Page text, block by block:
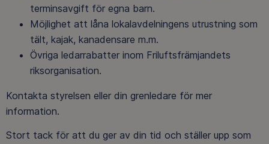
terminsavgift för egna barn.
Möjlighet att låna lokalavdelningens utrustning som
tält, kajak, kanadensare m.m.
Övriga ledarrabatter inom Friluftsfrämjandets
riksorganisation.
Kontakta styrelsen eller din grenledare för mer
information.
Stort tack för att du ger av din tid och ställer upp som